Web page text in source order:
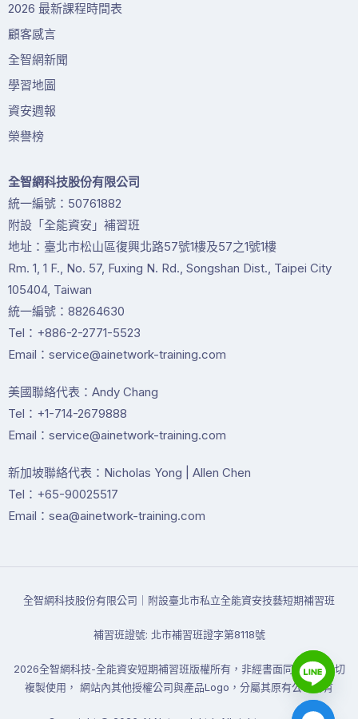
2026 最新課程時間表
顧客感言
全智網新聞
學習地圖
資安週報
榮譽榜
全智網科技股份有限公司
統一編號：50761882
附設「全能資安」補習班
地址：臺北市松山區復興北路57號1樓及57之1號1樓
Rm. 1, 1 F., No. 57, Fuxing N. Rd., Songshan Dist., Taipei City
105404, Taiwan
統一編號：88264630
Tel：+886-2-2771-5523
Email：service@ainetwork-training.com
美國聯絡代表：Andy Chang
Tel：+1-714-2679888
Email：service@ainetwork-training.com
新加坡聯絡代表：Nicholas Yong | Allen Chen
Tel：+65-90025517
Email：sea@ainetwork-training.com
全智網科技股份有限公司｜附設臺北市私立全能資安技藝短期補習班
補習班證號: 北市補習班證字第8118號
2026全智網科技-全能資安短期補習班版權所有，非經書面同意禁止一切
複製使用， 網站內其他授權公司與產品Logo，分屬其原有公司所有